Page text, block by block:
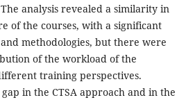
analysis revealed a similarity in
of the courses, with a significant
methodologies, but there were
of the workload of the
training perspectives.
in the CTSA approach and in the